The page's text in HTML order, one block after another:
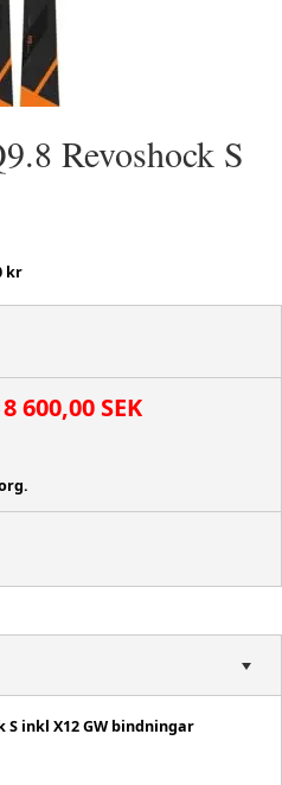
Revoshock S
kr
8 600,00 SEK
S inkl X12 GW bindningar